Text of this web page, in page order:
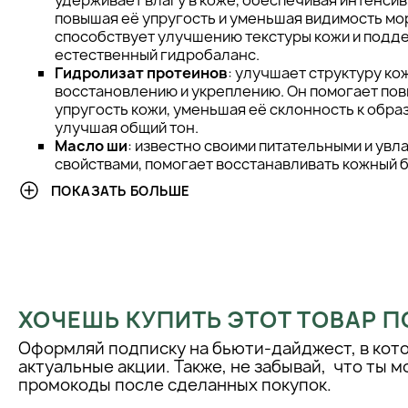
повышая её упругость и уменьшая видимость
способствует улучшению текстуры кожи и
естественный гидробаланс.
Гидролизат протеинов: улучшает структуру
восстановлению и укреплению. Он помогает
упругость кожи, уменьшая её склонность к
улучшая общий тон.
Масло ши: известно своими питательными и
свойствами, помогает восстанавливать кожный
мягкой и эластичной. Масло ши также обладает
противовоспалительным и успокаивающим
текстуру и внешний вид.
Текстура и аромат:Текстура крема плотная, но при этом
впитывается в кожу, не оставляя жирного блеска, что
ночного ухода. Аромат крема легкий, с нотками
придает успокаивающий эффект при каждом применении.
ПОКАЗАТЬ БОЛЬШЕ
ХОЧЕШЬ КУПИТЬ ЭТОТ ТОВАР
Оформляй подписку на бьюти-дайджест, в
актуальные акции. Также, не забывай, что ты
промокоды после сделанных покупок.